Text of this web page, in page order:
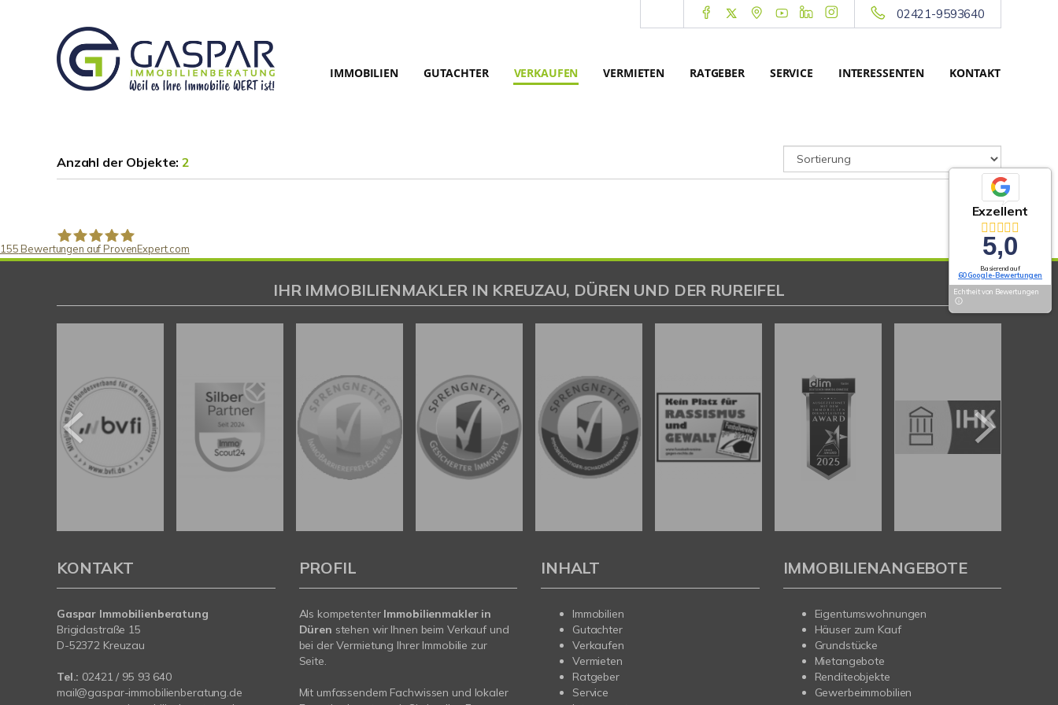
02421-9593640
IMMOBILIEN GUTACHTER VERKAUFEN VERMIETEN RATGEBER SERVICE INTERESSENTEN KONTAKT
Anzahl der Objekte:2
Exzellent
5,0
Basierend auf
60 Google-Bewertungen
Echtheit von Bewertungen
155 Bewertungen auf ProvenExpert.com
IHR IMMOBILIENMAKLER IN KREUZAU, DÜREN UND DER RUREIFEL
KONTAKT
Gaspar Immobilienberatung
Brigidastraße 15
D-52372 Kreuzau
Tel.: 02421 / 95 93 640
mail@gaspar-immobilienberatung.de
PROFIL
Als kompetenter Immobilienmakler in
Düren stehen wir Ihnen beim Verkauf und
bei der Vermietung Ihrer Immobilie zur
Seite.
Mit umfassendem Fachwissen und lokaler
INHALT
Immobilien
Gutachter
Verkaufen
Vermieten
Ratgeber
Service
IMMOBILIENANGEBOTE
Eigentumswohnungen
Häuser zum Kauf
Grundstücke
Mietangebote
Renditeobjekte
Gewerbeimmobilien